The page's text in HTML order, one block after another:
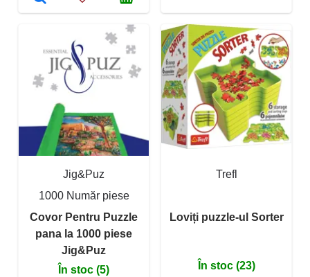
Jig&Puz
1000 Număr piese
Covor Pentru Puzzle
pana la 1000 piese
Jig&Puz
În stoc (5)
Trefl
Loviți puzzle-ul Sorter
În stoc (23)